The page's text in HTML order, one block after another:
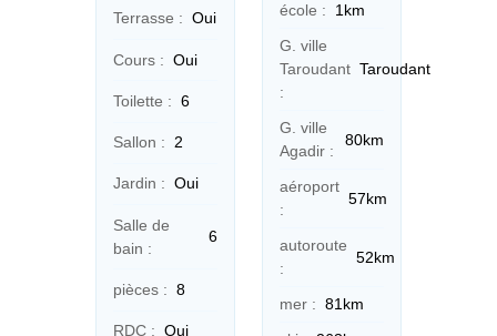
Terrasse : Oui
Cours : Oui
Toilette : 6
Sallon : 2
Jardin : Oui
Salle de
bain :
6
pièces : 8
RDC : Oui
école :
1km
G. ville
Taroudant
:
Taroudant
G. ville
Agadir :
80km
aéroport
:
57km
autoroute
:
52km
mer : 81km